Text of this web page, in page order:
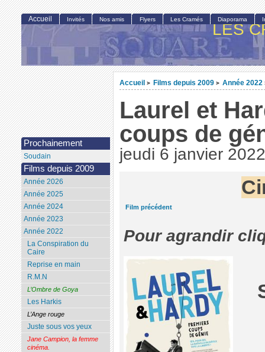
LES
Accueil > Films depuis 2009 > Année 2022
Laurel et
coups de
jeudi 6 janvier 2022
Film précédent
Pour agrandir
Accueil Invités Nos amis Flyers Les Cramés Diaporama
Prochainement
Soudain
Films depuis 2009
Année 2026
Année 2025
Année 2024
Année 2023
Année 2022
La Conspiration du
Caire
Reprise en main
R.M.N
L’Ombre de Goya
Les Harkis
L’Ange rouge
Juste sous vos yeux
Jane Campion, la femme
cinéma.